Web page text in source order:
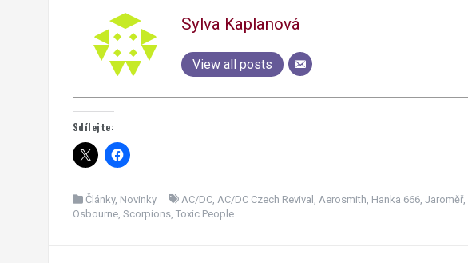
Sylva Kaplanová
View all posts
Sdílejte:
Články, Novinky AC/DC, AC/DC Czech Revival , Aerosmith, Hanka 666, Jaroměř,
Osbourne, Scorpions, Toxic People